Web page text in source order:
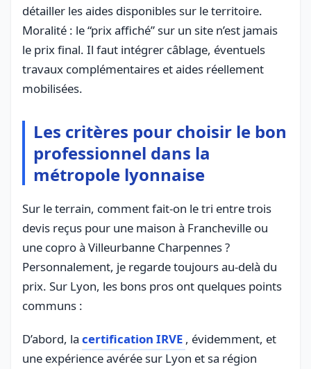
détailler les aides disponibles sur le territoire.
Moralité : le “prix affiché” sur un site n’est jamais
le prix final. Il faut intégrer câblage, éventuels
travaux complémentaires et aides réellement
mobilisées.
Les critères pour choisir le bon
professionnel dans la
métropole lyonnaise
Sur le terrain, comment fait-on le tri entre trois
devis reçus pour une maison à Francheville ou
une copro à Villeurbanne Charpennes ?
Personnalement, je regarde toujours au-delà du
prix. Sur Lyon, les bons pros ont quelques points
communs :
D’abord, la certification IRVE , évidemment, et
une expérience avérée sur Lyon et sa région